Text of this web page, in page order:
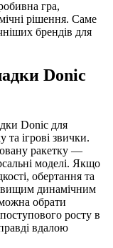
гра,
рішення. Саме
брендів для
Donic
Donic для
та ігрові звички.
ракетку —
моделі. Якщо
обертання та
вищим динамічним
обрати
росту в
вдалою